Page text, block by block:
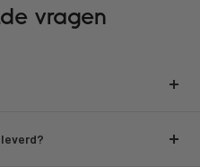
vragen